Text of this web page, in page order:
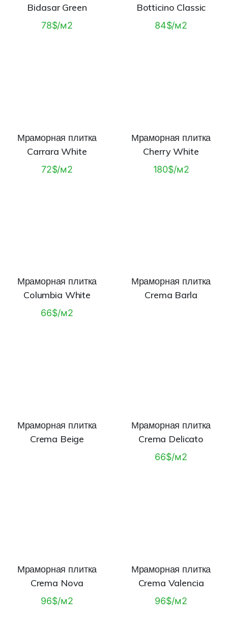
Bidasar Green
78$/м2
Botticino Classic
84$/м2
Мраморная плитка
Carrara White
72$/м2
Мраморная плитка
Cherry White
180$/м2
Мраморная плитка
Columbia White
66$/м2
Мраморная плитка
Crema Barla
Мраморная плитка
Crema Beige
Мраморная плитка
Crema Delicato
66$/м2
Мраморная плитка
Crema Nova
96$/м2
Мраморная плитка
Crema Valencia
96$/м2